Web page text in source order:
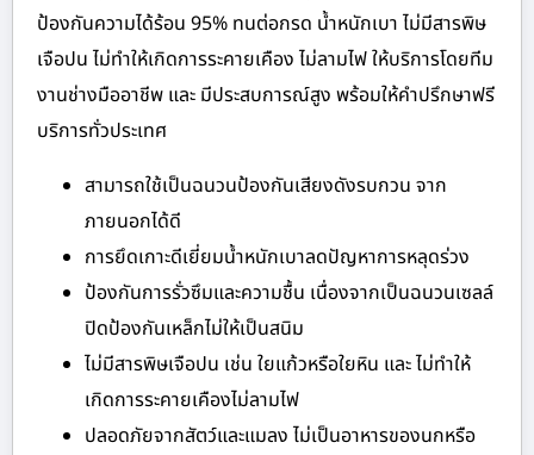
ป้องกันความได้ร้อน 95% ทนต่อกรด น้ำหนักเบา ไม่มีสารพิษ
เจือปน ไม่ทำให้เกิดการระคายเคือง ไม่ลามไฟ ให้บริการโดยทีม
งานช่างมืออาชีพ และ มีประสบการณ์สูง พร้อมให้คำปรึกษาฟรี
บริการทั่วประเทศ
สามารถใช้เป็นฉนวนป้องกันเสียงดังรบกวน จาก
ภายนอกได้ดี
การยึดเกาะดีเยี่ยมน้ำหนักเบาลดปัญหาการหลุดร่วง
ป้องกันการรั่วซึมและความชื้น เนื่องจากเป็นฉนวนเซลล์
ปิดป้องกันเหล็กไม่ให้เป็นสนิม
ไม่มีสารพิษเจือปน เช่น ใยแก้วหรือใยหิน และ ไม่ทำให้
เกิดการระคายเคืองไม่ลามไฟ
ปลอดภัยจากสัตว์และแมลง ไม่เป็นอาหารของนกหรือ